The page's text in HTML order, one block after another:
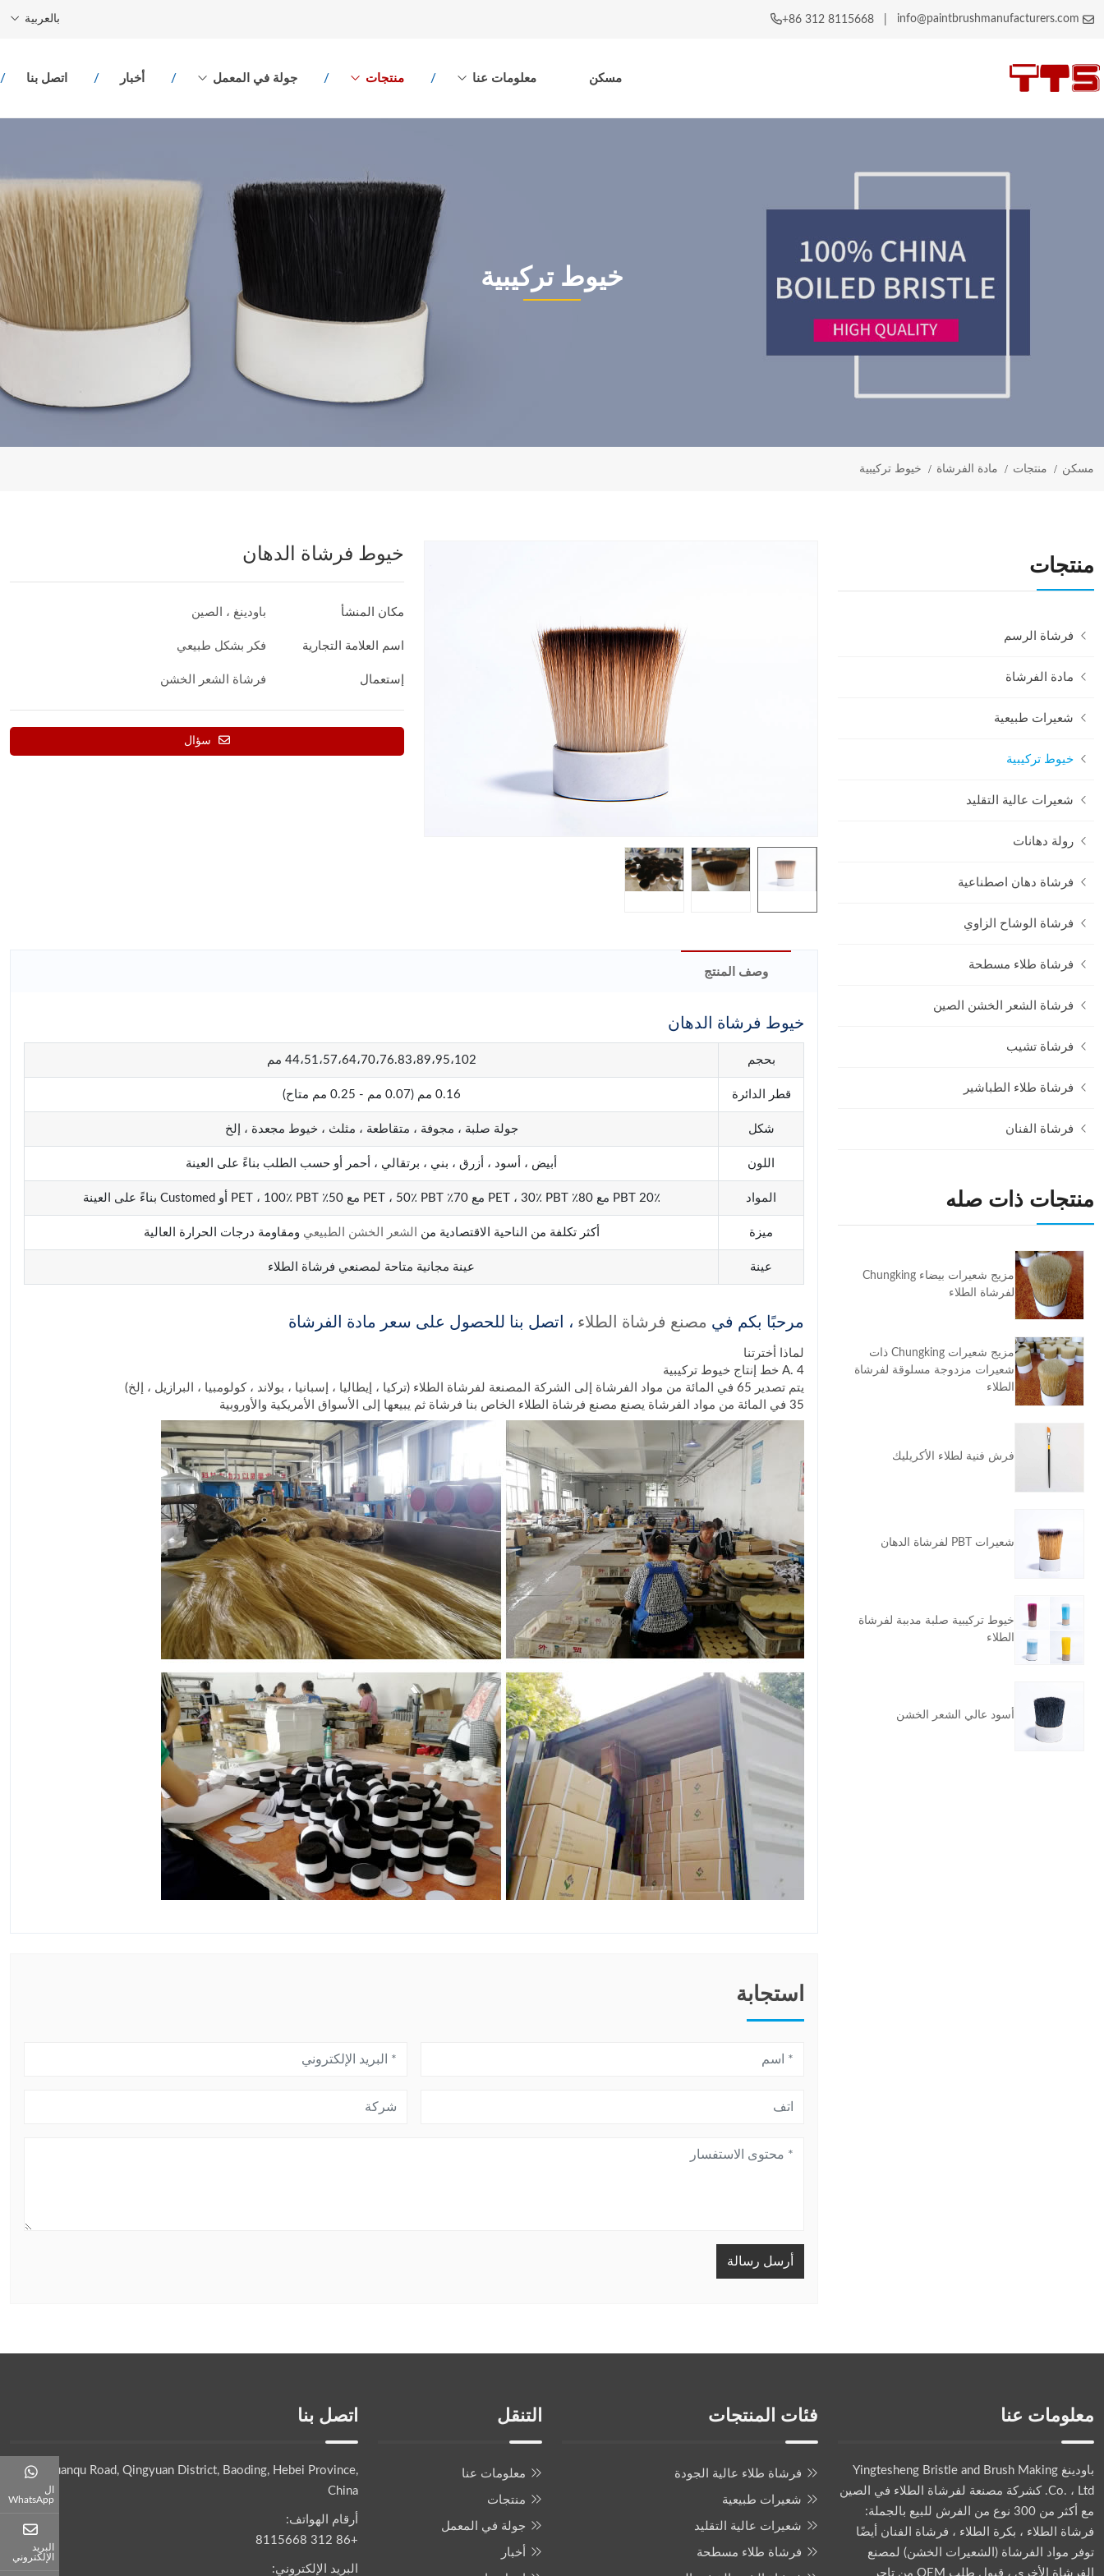
info@paintbrushmanufacturers.com
+86 312 8115668 بالعربية
مسكن معلومات عنا منتجات جولة في المعمل أخبار اتصل بنا
خيوط تركيبية
مسكن منتجات مادة الفرشاة خيوط تركيبية
خيوط فرشاة الدهان
مكان المنشأ باودينغ ، الصين
اسم العلامة التجارية فكر بشكل طبيعي
إستعمال فرشاة الشعر الخشن
سؤال
وصف المنتج
خيوط فرشاة الدهان
بحجم 44،51،57،64،70،76.83،89،95،102 مم
قطر الدائرة 0.16 مم (0.07 مم - 0.25 مم متاح)
شكل جولة صلبة ، مجوفة ، متقاطعة ، مثلث ، خيوط مجعدة ، إلخ
اللون أبيض ، أسود ، أزرق ، بني ، برتقالي ، أحمر أو حسب الطلب بناءً على العينة
المواد 20٪ PBT مع 80٪ PET ، 30٪ PBT مع 70٪ PET ، 50٪ PBT مع 50٪ PET ، 100٪ PBT أو Customed بناءً على العينة
ميزة أكثر تكلفة من الناحية الاقتصادية من الشعر الخشن الطبيعي ومقاومة درجات الحرارة العالية
عينة عينة مجانية متاحة لمصنعي فرشاة الطلاء
مرحبًا بكم في مصنع فرشاة الطلاء ، اتصل بنا للحصول على سعر مادة الفرشاة
لماذا أخترتنا
A. 4 خط إنتاج خيوط تركيبية
يتم تصدير 65 في المائة من مواد الفرشاة إلى الشركة المصنعة لفرشاة الطلاء (تركيا ، إيطاليا ، إسبانيا ، بولاند ، كولومبيا ، البرازيل ، إلخ)
35 في المائة من مواد الفرشاة يصنع مصنع فرشاة الطلاء الخاص بنا فرشاة ثم يبيعها إلى الأسواق الأمريكية والأوروبية
استجابة
أرسل رسالة
منتجات
فرشاة الرسم
مادة الفرشاة
شعيرات طبيعية
خيوط تركيبية
شعيرات عالية التقليد
رولة دهانات
فرشاة دهان اصطناعية
فرشاة الوشاح الزاوي
فرشاة طلاء مسطحة
فرشاة الشعر الخشن الصين
فرشاة تشيب
فرشاة طلاء الطباشير
فرشاة الفنان
منتجات ذات صله
مزيج شعيرات بيضاء Chungking
لفرشاة الطلاء
مزيج شعيرات Chungking ذات
شعيرات مزدوجة مسلوقة لفرشاة
الطلاء
فرش فنية لطلاء الأكريليك
شعيرات PBT لفرشاة الدهان
خيوط تركيبية صلبة مدببة لفرشاة
الطلاء
أسود عالي الشعر الخشن
معلومات عنا
باودينغ Yingtesheng Bristle and Brush Making
Co. ، Ltd. كشركة مصنعة لفرشاة الطلاء في الصين
مع أكثر من 300 نوع من الفرش للبيع بالجملة:
فرشاة الطلاء ، بكرة الطلاء ، فرشاة الفنان أيضًا
توفر مواد الفرشاة (الشعيرات الخشن) لمصنع
الفرشاة الأخرى ، قبول طلب OEM من تاجر
فئات المنتجات
فرشاة طلاء عالية الجودة
شعيرات طبيعية
شعيرات عالية التقليد
فرشاة طلاء مسطحة
التنقل
معلومات عنا
منتجات
جولة في المعمل
أخبار
اتصل بنا
No.32 Yuanqu Road, Qingyuan District, Baoding, Hebei Province,
China
أرقام الهواتف:
+86 312 8115668
البريد الإلكتروني:
ال
WhatsApp
البريد
الإلكتروني